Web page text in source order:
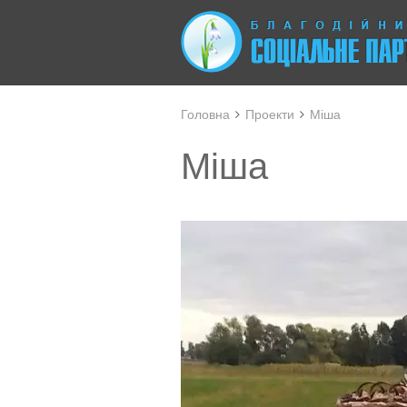
Головна Проекти Міша
Міша